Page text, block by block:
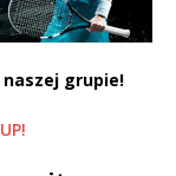
grupie!